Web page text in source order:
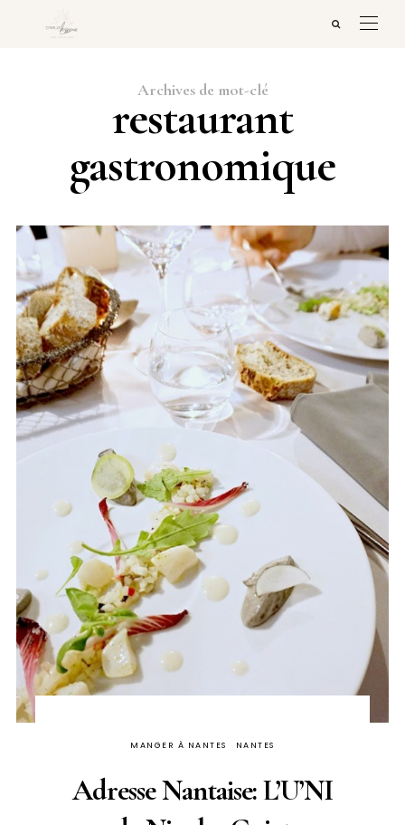
Archives de mot-clé
restaurant
gastronomique
MANGER À NANTES NANTES
Adresse Nantaise: L’U’NI